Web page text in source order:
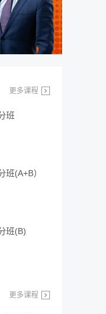
更多课程
班
班(A+B）
班(B)
更多课程